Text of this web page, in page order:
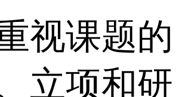
视课题的
立项和研